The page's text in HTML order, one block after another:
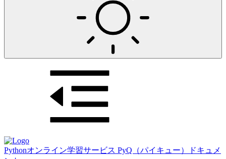
Pythonオンライン学習サービス PyQ（パイキュー）ドキュメ